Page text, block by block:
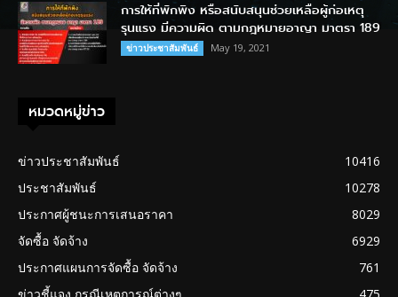
การให้ที่พักพิง หรือสนับสนุนช่วยเหลือผู้ก่อเหตุ
รุนแรง มีความผิด ตามกฎหมายอาญา มาตรา 189
ข่าวประชาสัมพันธ์ May 19, 2021
หมวดหมู่ข่าว
ข่าวประชาสัมพันธ์
10416
ประชาสัมพันธ์
10278
ประกาศผู้ชนะการเสนอราคา
8029
จัดซื้อ จัดจ้าง
6929
ประกาศแผนการจัดซื้อ จัดจ้าง
761